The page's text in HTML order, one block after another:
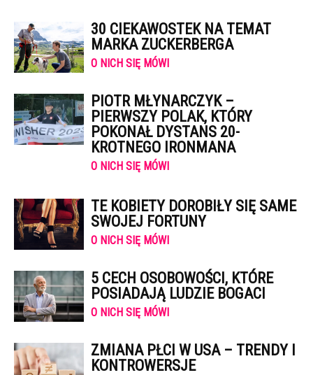
30 CIEKAWOSTEK NA TEMAT
MARKA ZUCKERBERGA
O NICH SIĘ MÓWI
PIOTR MŁYNARCZYK –
PIERWSZY POLAK, KTÓRY
POKONAŁ DYSTANS 20-
KROTNEGO IRONMANA
O NICH SIĘ MÓWI
TE KOBIETY DOROBIŁY SIĘ SAME
SWOJEJ FORTUNY
O NICH SIĘ MÓWI
5 CECH OSOBOWOŚCI, KTÓRE
POSIADAJĄ LUDZIE BOGACI
O NICH SIĘ MÓWI
ZMIANA PŁCI W USA – TRENDY I
KONTROWERSJE